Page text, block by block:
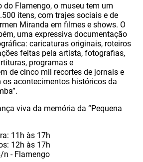
do Flamengo, o museu tem um
itens, com trajes sociais e de
Miranda em filmes e shows. O
uma expressiva documentação
caricaturas originais, roteiros
feitas pela artista, fotografias,
programas e
de cinco mil recortes de jornais e
os acontecimentos históricos da
viva da memória da “Pequena
11h às 17h
12h às 17h
n - Flamengo